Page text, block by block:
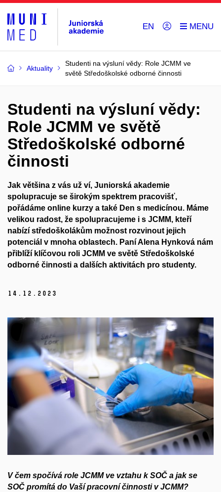
EN
Aktuality
Studenti na výsluní vědy: Role JCMM ve
světě Středoškolské odborné činnosti
Studenti na výsluní vědy:
Role JCMM ve světě
Středoškolské odborné
činnosti
Jak většina z vás už ví, Juniorská akademie
spolupracuje se širokým spektrem pracovišť,
pořádáme online kurzy a také Den s medicínou. Máme
velikou radost, že spolupracujeme i s JCMM, kteří
nabízí středoškolákům možnost rozvinout jejich
potenciál v mnoha oblastech. Paní Alena Hynková nám
přiblíží klíčovou roli JCMM ve světě Středoškolské
odborné činnosti a dalších aktivitách pro studenty.
14. 12. 2023
V čem spočívá role JCMM ve vztahu k SOČ a jak se
SOČ promítá do Vaší pracovní činnosti v JCMM?